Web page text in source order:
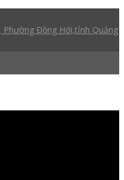
Phường Đồng Hới,tỉnh Quảng